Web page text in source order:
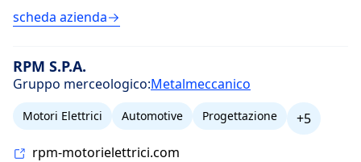
scheda azienda
RPM S.P.A.
Gruppo merceologico:Metalmeccanico
Motori Elettrici Automotive Progettazione
+5
rpm-motorielettrici.com